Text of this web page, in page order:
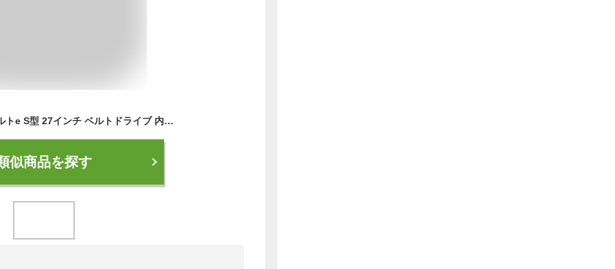
ブリヂストン アルベルトe S型 27インチ ベルトドライブ 内装5段変速付 AS7B41 2021年モデル 通学自転車 通勤用自転車 電動アシスト自転車 乗ったまま充電機能付き
似商品を探す